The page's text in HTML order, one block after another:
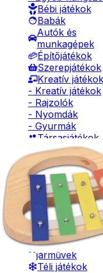
Bébi játékok
Babák
Autók és
munkagépek
Építőjátékok
Szerepjátékok
Kreatív játékok
- Kreatív játékok
- Rajzolók
- Nyomdák
- Gyurmák
Társasjátékok
Asztali játékok
Nyári játékok
-
- Műanyag hajók
- Hinta, csúszda
- Ütők, dobálók
- Strandcikkek
- Egyéb nyári
Lábbal hajtós
járművek
Téli játékok